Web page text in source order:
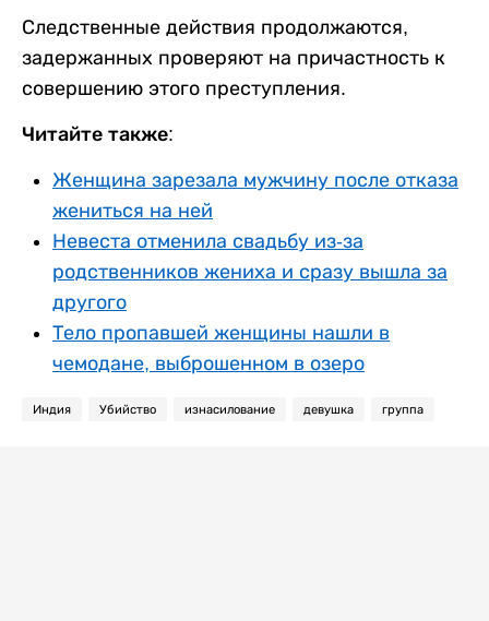
Следственные действия продолжаются,
задержанных проверяют на причастность к
совершению этого преступления.
Читайте также:
Женщина зарезала мужчину после отказа
жениться на ней
Невеста отменила свадьбу из-за
родственников жениха и сразу вышла за
другого
Тело пропавшей женщины нашли в
чемодане, выброшенном в озеро
Индия Убийство изнасилование девушка группа